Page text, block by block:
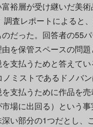
裕層が受け継いだ美
調査レポートによると
だった。回答者の55
を保管スペースの問
を支払うためと答えて
ノミストであるドノバ
支払うために作品を
場に出回る）という
い部分の1つだとし、